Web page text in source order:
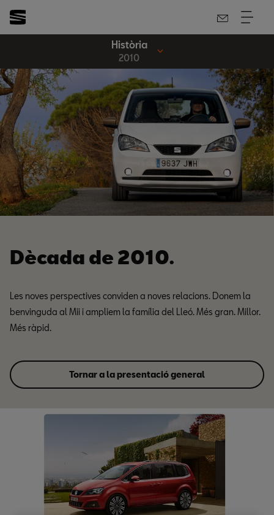
Història
2010
Dècada de 2010.
Les noves perspectives conviden a noves relacions. Donem la
benvinguda al Mii i ampliem la família del Lleó. Més gran. Millor.
Més ràpid.
Tornar a la presentació general